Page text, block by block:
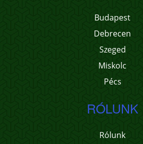
Budapest
Debrecen
Szeged
Miskolc
Pécs
RÓLUNK
Rólunk